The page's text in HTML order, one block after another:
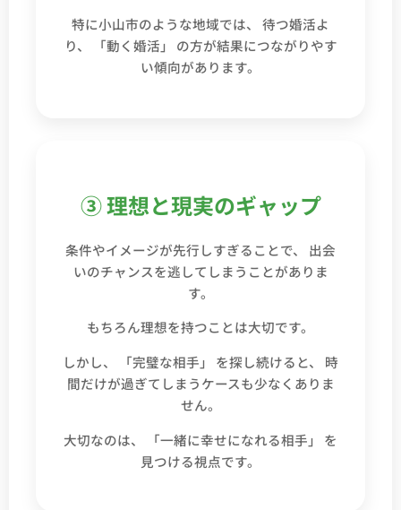
特に小山市のような地域では、 待つ婚活よ
り、 「動く婚活」 の方が結果につながりやす
い傾向があります。
③ 理想と現実のギャップ
条件やイメージが先行しすぎることで、 出会
いのチャンスを逃してしまうことがありま
す。
もちろん理想を持つことは大切です。
しかし、 「完璧な相手」 を探し続けると、 時
間だけが過ぎてしまうケースも少なくありま
せん。
大切なのは、 「一緒に幸せになれる相手」 を
見つける視点です。